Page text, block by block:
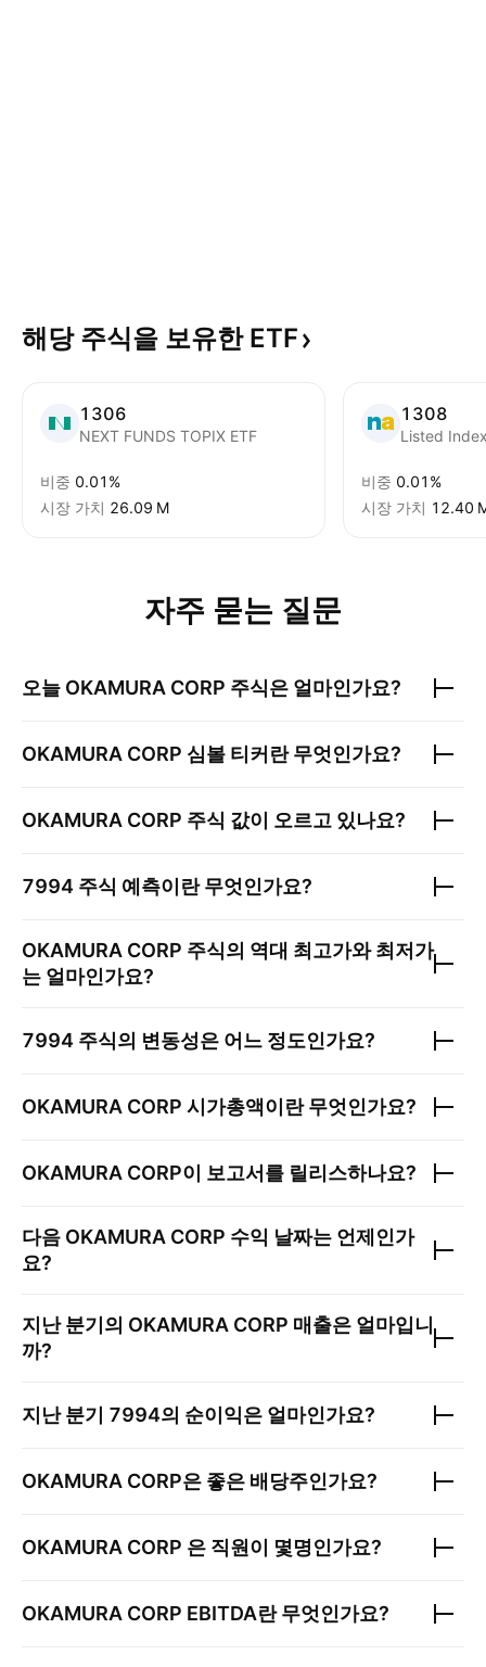
해당 주식을 보유한 ETF
1306
NEXT FUNDS TOPIX ETF
비중 0.01%
시장 가치 ‪26.09 M‬
1308
Listed
비중 0.01%
시장 가치 ‪12.40
자주 묻는 질문
오늘 OKAMURA CORP 주식은 얼마인가요?
OKAMURA CORP 심볼 티커란 무엇인가요?
OKAMURA CORP 주식 값이 오르고 있나요?
7994 주식 예측이란 무엇인가요?
OKAMURA CORP 주식의 역대 최고가와 최저가
는 얼마인가요?
7994 주식의 변동성은 어느 정도인가요?
OKAMURA CORP 시가총액이란 무엇인가요?
OKAMURA CORP이 보고서를 릴리스하나요?
다음 OKAMURA CORP 수익 날짜는 언제인가
요?
지난 분기의 OKAMURA CORP 매출은 얼마입니
까?
지난 분기 7994의 순이익은 얼마인가요?
OKAMURA CORP은 좋은 배당주인가요?
OKAMURA CORP 은 직원이 몇명인가요?
OKAMURA CORP EBITDA란 무엇인가요?